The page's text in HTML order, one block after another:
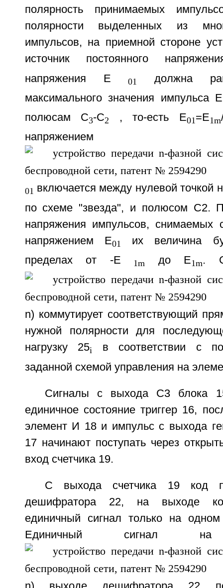
полярность принимаемых
полярности выделенных из
импульсов, на приемной стороне
источник постоянного
напряжения Е 01
должна
максимального значения импульса Е
полюсам С3-С2 , то-есть E01=Е1m
напряжением
01 включается между нулевой точкой
по схеме "звезда", и полюсом С2.
напряжения импульсов,
напряжением E01
их величина
пределах от -Е 1m до E1m.
n) коммутирует соответствующий
нужной полярности для
нагрузку 25i
в соответствии с
заданной схемой управления на
Сигналы с выхода С3 блока
единичное состояние триггер 16,
элемент И 18 и импульс с выхода
17 начинают поступать через
вход счетчика 19.
С выхода счетчика 19 код
дешифратора 22, на выходе
единичный сигнал только на
Единичный